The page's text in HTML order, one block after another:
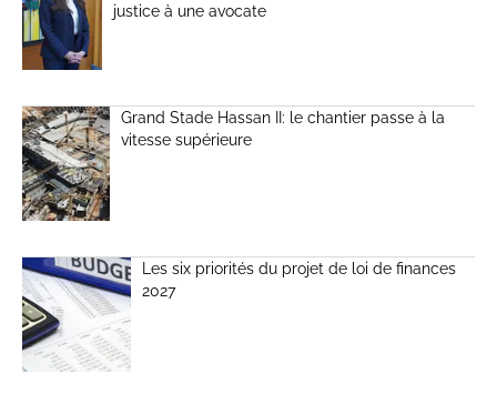
justice à une avocate
Grand Stade Hassan II: le chantier passe à la
vitesse supérieure
Les six priorités du projet de loi de finances
2027